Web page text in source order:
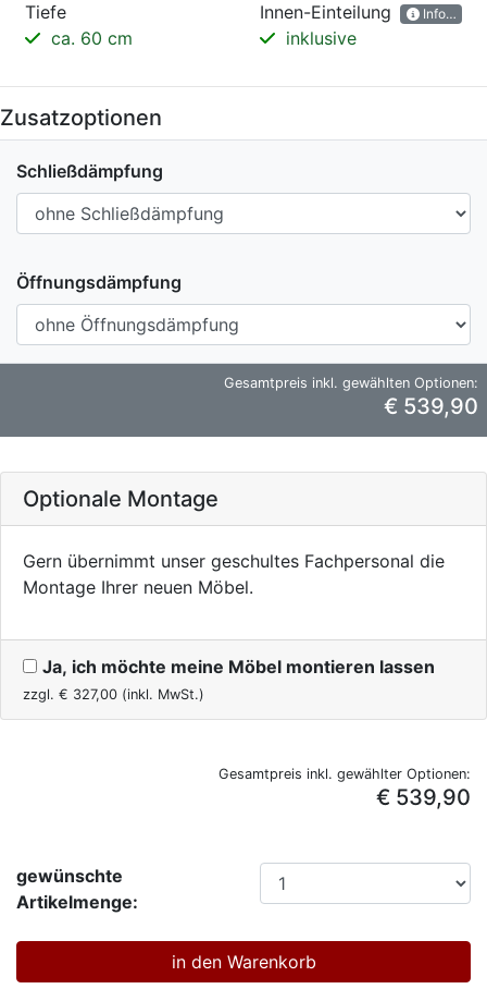
Tiefe
ca. 60 cm
Innen-Einteilung
inklusive
Zusatzoptionen
Schließdämpfung
Öffnungsdämpfung
Gesamtpreis inkl. gewählten Optionen:
€ 539,90
Optionale Montage
Gern übernimmt unser geschultes Fachpersonal die
Montage Ihrer neuen Möbel.
Ja, ich möchte meine Möbel montieren lassen
zzgl. € 327,00 (inkl. MwSt.)
Gesamtpreis inkl. gewählter Optionen:
€ 539,90
gewünschte
Artikelmenge: